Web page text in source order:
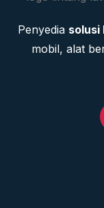
Penyedia solusi
mobil, alat